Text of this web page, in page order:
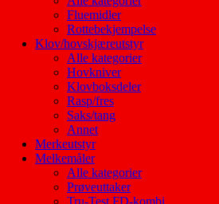
Fluemidler
Rottebekjempelse
Klov/hovskjæreutstyr
Alle kategorier
Hovkniver
Klovboksdeler
Rasp/fres
Saks/tang
Annet
Merkeutstyr
Melkemåler
Alle kategorier
Prøveuttaker
Tru-Test FD-kombi